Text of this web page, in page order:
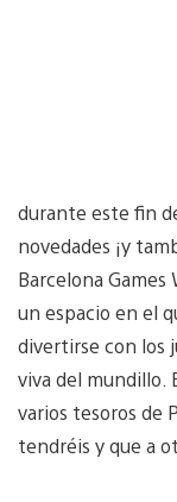
durante este fin
novedades ¡y
Barcelona
un espacio en el
divertirse con los
viva del mundillo.
varios tesoros de
tendréis y que a